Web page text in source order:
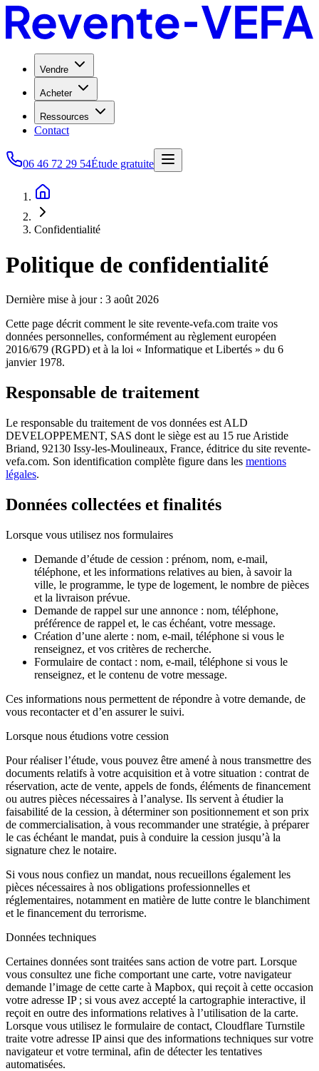
Vendre
Acheter
Ressources
Contact
06 46 72 29 54Étude gratuite
Confidentialité
Politique de confidentialité
Dernière mise à jour : 3 août 2026
Cette page décrit comment le site revente-vefa.com traite vos
données personnelles, conformément au règlement européen
2016/679 (RGPD) et à la loi « Informatique et Libertés » du 6
janvier 1978.
Responsable de traitement
Le responsable du traitement de vos données est ALD
DEVELOPPEMENT, SAS dont le siège est au 15 rue Aristide
Briand, 92130 Issy-les-Moulineaux, France, éditrice du site revente-
vefa.com. Son identification complète figure dans les mentions
légales.
Données collectées et finalités
Lorsque vous utilisez nos formulaires
Demande d’étude de cession : prénom, nom, e-mail,
téléphone, et les informations relatives au bien, à savoir la
ville, le programme, le type de logement, le nombre de pièces
et la livraison prévue.
Demande de rappel sur une annonce : nom, téléphone,
préférence de rappel et, le cas échéant, votre message.
Création d’une alerte : nom, e-mail, téléphone si vous le
renseignez, et vos critères de recherche.
Formulaire de contact : nom, e-mail, téléphone si vous le
renseignez, et le contenu de votre message.
Ces informations nous permettent de répondre à votre demande, de
vous recontacter et d’en assurer le suivi.
Lorsque nous étudions votre cession
Pour réaliser l’étude, vous pouvez être amené à nous transmettre des
documents relatifs à votre acquisition et à votre situation : contrat de
réservation, acte de vente, appels de fonds, éléments de financement
ou autres pièces nécessaires à l’analyse. Ils servent à étudier la
faisabilité de la cession, à déterminer son positionnement et son prix
de commercialisation, à vous recommander une stratégie, à préparer
le cas échéant le mandat, puis à conduire la cession jusqu’à la
signature chez le notaire.
Si vous nous confiez un mandat, nous recueillons également les
pièces nécessaires à nos obligations professionnelles et
réglementaires, notamment en matière de lutte contre le blanchiment
et le financement du terrorisme.
Données techniques
Certaines données sont traitées sans action de votre part. Lorsque
vous consultez une fiche comportant une carte, votre navigateur
demande l’image de cette carte à Mapbox, qui reçoit à cette occasion
votre adresse IP ; si vous avez accepté la cartographie interactive, il
reçoit en outre des informations relatives à l’utilisation de la carte.
Lorsque vous utilisez le formulaire de contact, Cloudflare Turnstile
traite votre adresse IP ainsi que des informations techniques sur votre
navigateur et votre terminal, afin de détecter les tentatives
automatisées.